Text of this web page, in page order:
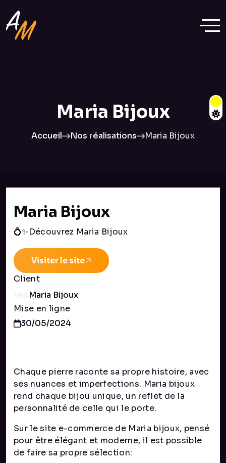
Maria Bijoux
Accueil Nos réalisations Maria Bijoux
Maria Bijoux
💍✨Découvrez Maria Bijoux
Visiter le site
Client
Maria Bijoux
Mise en ligne
30/05/2024
Chaque pierre raconte sa propre histoire, avec
ses nuances et imperfections. Maria bijoux
rend chaque bijou unique, un reflet de la
personnalité de celle qui le porte.
Sur le site e-commerce de Maria bijoux, pensé
pour être élégant et moderne, il est possible
de faire sa propre sélection: